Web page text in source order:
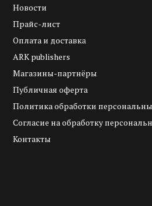
Новости
Прайс-лист
Оплата и доставка
ARK publishers
Магазины-партнёры
Публичная оферта
Политика обработки
Согласие на обработку
Контакты